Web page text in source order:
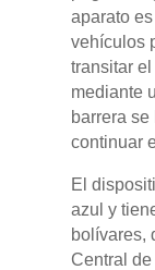
aparato
vehículos
transitar
mediante
barrera
continuar
El
azul y
bolívares,
Central